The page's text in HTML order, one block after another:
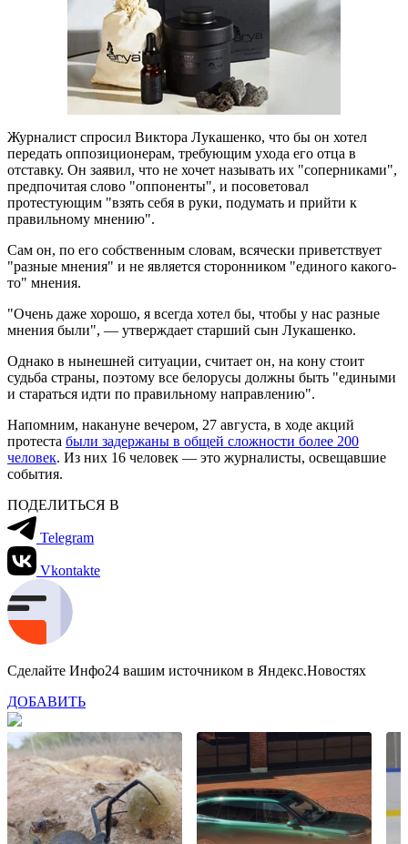
Журналист спросил Виктора Лукашенко, что бы он хотел
передать оппозиционерам, требующим ухода его отца в
отставку. Он заявил, что не хочет называть их "соперниками",
предпочитая слово "оппоненты", и посоветовал
протестующим "взять себя в руки, подумать и прийти к
правильному мнению".
Сам он, по его собственным словам, всячески приветствует
"разные мнения" и не является сторонником "единого какого-
то" мнения.
"Очень даже хорошо, я всегда хотел бы, чтобы у нас разные
мнения были", — утверждает старший сын Лукашенко.
Однако в нынешней ситуации, считает он, на кону стоит
судьба страны, поэтому все белорусы должны быть "едиными
и стараться идти по правильному направлению".
Напомним, накануне вечером, 27 августа, в ходе акций
протеста были задержаны в общей сложности более 200
человек. Из них 16 человек — это журналисты, освещавшие
события.
ПОДЕЛИТЬСЯ В
Telegram
Vkontakte
Сделайте Инфо24 вашим источником в Яндекс.Новостях
ДОБАВИТЬ